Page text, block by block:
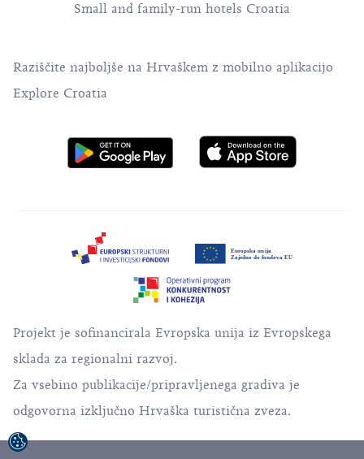
Small and family-run hotels Croatia
Raziščite najboljše na Hrvaškem z mobilno aplikacijo
Explore Croatia
Projekt je sofinancirala Evropska unija iz Evropskega
sklada za regionalni razvoj.
Za vsebino publikacije/pripravljenega gradiva je
odgovorna izključno Hrvaška turistična zveza.